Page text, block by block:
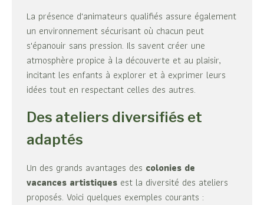
La présence d'animateurs qualifiés assure également
un environnement sécurisant où chacun peut
s'épanouir sans pression. Ils savent créer une
atmosphère propice à la découverte et au plaisir,
incitant les enfants à explorer et à exprimer leurs
idées tout en respectant celles des autres.
Des ateliers diversifiés et
adaptés
Un des grands avantages des colonies de
vacances artistiques est la diversité des ateliers
proposés. Voici quelques exemples courants :